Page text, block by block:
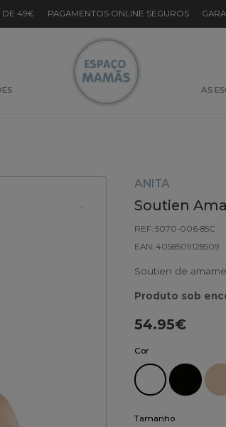
DE 49€ · PAGAMENTOS ONLINE SEGUROS ·
AS
ANITA
Soutien
REF: 5070-006-85C
EAN: 4058509128509
Soutien de
Produto sob
54.95€
Cor
Tamanho